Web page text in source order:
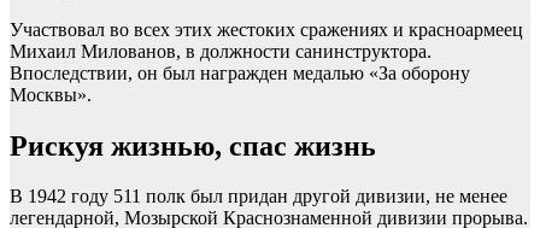
Участвовал во всех этих жестоких сражениях и красноармеец
Михаил Милованов, в должности санинструктора.
Впоследствии, он был награжден медалью «За оборону
Москвы».
Рискуя жизнью, спас жизнь
В 1942 году 511 полк был придан другой дивизии, не менее
легендарной, Мозырской Краснознаменной дивизии прорыва.